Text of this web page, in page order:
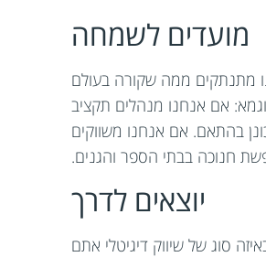
מועדים לשמחה
מתנתקים ממה שקורה בעולם
אם אנחנו מנהלים תקציב
בהתאם. אם אנחנו משווקים
חנוכה בבתי הספר והגנים.
יוצאים לדרך
סוג של שיווק דיגיטלי אתם